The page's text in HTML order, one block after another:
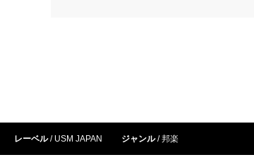
レーベル USM JAPAN ジャンル 邦楽